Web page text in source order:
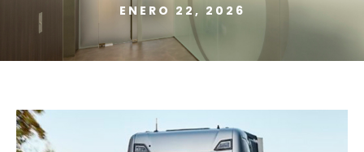
ENERO 22, 2026